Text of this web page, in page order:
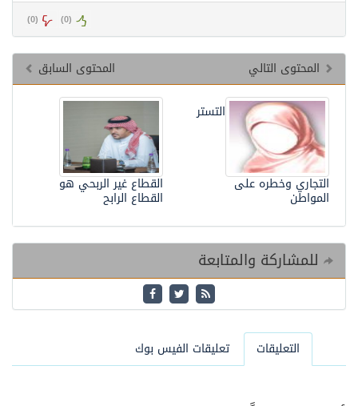
(
0
) (
0
)
المحتوى السابق المحتوى التالي
القطاع غير الربحي هو
القطاع الرابح
التستر
التجاري وخطره على
المواطن
للمشاركة والمتابعة
التعليقات تعليقات الفيس بوك